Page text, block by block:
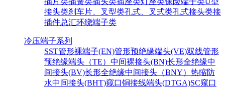
接头类刹车片、叉型类孔式、叉式类孔式接头类接
插件总汇环绕端子类
冷压端子系列
SST管形裸端子(EN)管形预绝缘端头(VE)双线管形
预绝缘端头（TE） 中间裸接头(BN)长形全绝缘中
间接头(BV)长形全绝缘中间接头（BNY） 热缩防
水中间接头(BHT)窥口铜接线端头(DTGA)SC窥口